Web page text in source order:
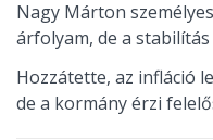
Nagy Márton
árfolyam, de a
Hozzátette, az infláció
de a kormány érzi